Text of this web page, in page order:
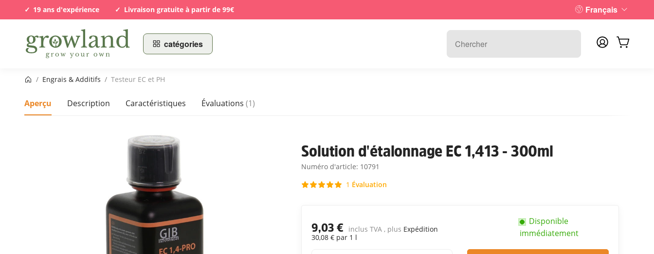
19 ans d'expérience Livraison gratuite à partir de 99€ Français
catégories
Page d’accueil
/ Engrais & Additifs / Testeur EC et PH
Aperçu Description Caractéristiques Évaluations (1)
Solution d'étalonnage EC 1,413 - 300ml
Numéro d'article: 10791
1 Évaluation
9,03 € inclus TVA , plus Expédition
30,08 € par 1 l
Disponible
immédiatement